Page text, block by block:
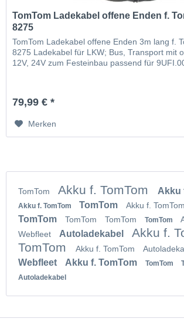
TomTom Ladekabel offene Enden f.
8275
TomTom Ladekabel offene Enden 3m lang f.
8275 Ladekabel für LKW; Bus, Transport mit
12V, 24V zum Festeinbau passend für
79,99 € *
Merken
TomTom Akku f. TomTom Akku
Akku f. TomTom TomTom Akku f. TomTom
TomTom
TomTom TomTom TomTom
Webfleet
Autoladekabel
Akku f.
TomTom
Akku f. TomTom
Webfleet
Akku f. TomTom TomTom
Autoladekabel